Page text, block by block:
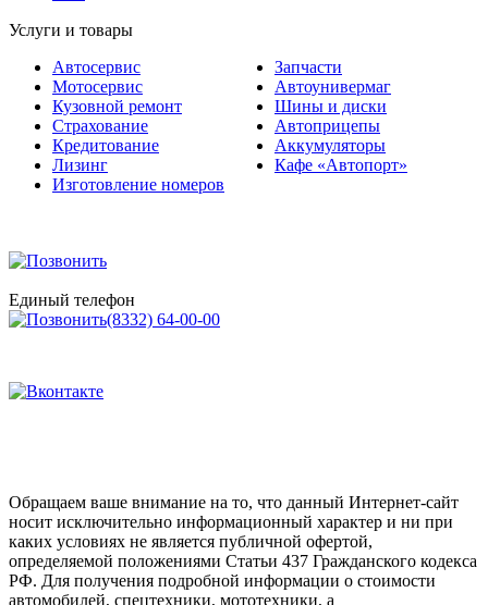
Услуги и товары
Автосервис
Мотосервис
Кузовной ремонт
Страхование
Кредитование
Лизинг
Изготовление номеров
Запчасти
Автоунивермаг
Шины и диски
Автоприцепы
Аккумуляторы
Кафе «Автопорт»
Единый телефон
(8332) 64-00-00
Обращаем ваше внимание на то, что данный Интернет-сайт
носит исключительно информационный характер и ни при
каких условиях не является публичной офертой,
определяемой положениями Статьи 437 Гражданского кодекса
РФ. Для получения подробной информации о стоимости
автомобилей, спецтехники, мототехники, а